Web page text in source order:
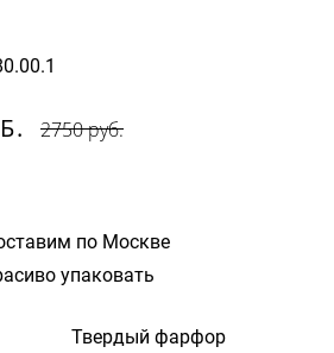
2750 руб.
по Москве
упаковать
Твердый фарфор